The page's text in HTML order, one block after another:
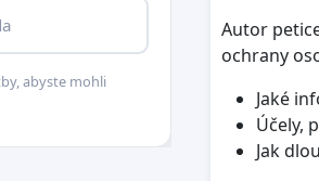
Autor
ochrany
Jaké
Účely,
Jak
abyste mohli